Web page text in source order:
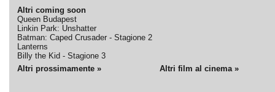
Altri coming soon
Queen Budapest
Linkin Park: Unshatter
Batman: Caped Crusader - Stagione 2
Lanterns
Billy the Kid - Stagione 3
Altri prossimamente » Altri film al cinema »